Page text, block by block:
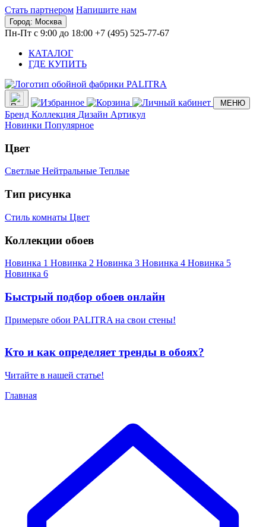
Стать партнером Напишите нам
Город: Москва
Пн-Пт с 9:00 до 18:00 +7 (495) 525-77-67
КАТАЛОГ
ГДЕ КУПИТЬ
МЕНЮ
Бренд Коллекция Дизайн Артикул
Новинки Популярное
Цвет
Светлые Нейтральные Теплые
Тип рисунка
Стиль комнаты Цвет
Коллекции обоев
Новинка 1 Новинка 2 Новинка 3 Новинка 4 Новинка 5
Новинка 6
Быстрый подбор обоев онлайн
Примерьте обои PALITRA на свои стены!
Кто и как определяет тренды в обоях?
Читайте в нашей статье!
Главная